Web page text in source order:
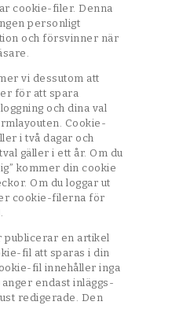
cookie-filer. Denna
personligt
och försvinner när
vi dessutom att
för att spara
och dina val
Cookie-
i två dagar och
gäller i ett år. Om du
kommer din cookie
Om du loggar ut
cookie-filerna för
publicerar en artikel
fil att sparas i din
fil innehåller inga
endast inläggs-
redigerade. Den